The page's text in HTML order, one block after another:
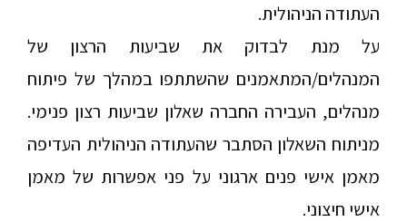
העתודה הניהולית.
על מנת לבדוק את שביעות הרצון של
המנהלים/המתאמנים שהשתתפו במהלך של פיתוח
מנהלים, העבירה החברה שאלון שביעות רצון פנימי.
מניתוח השאלון הסתבר שהעתודה הניהולית העדיפה
מאמן אישי פנים ארגוני על פני אפשרות של מאמן
אישי חיצוני.